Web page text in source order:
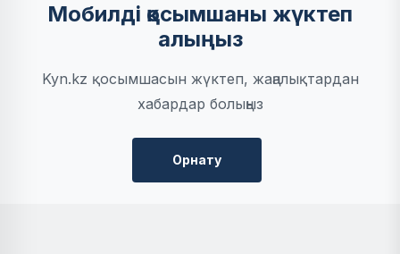
Мобилді қосымшаны жүктеп
алыңыз
Kyn.kz қосымшасын жүктеп, жаңалықтардан
хабардар болыңыз
Орнату